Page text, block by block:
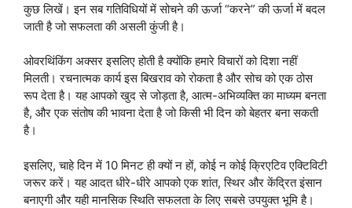
कुछ लिखें। इन सब गतिविधियों में सोचने की ऊर्जा “करने” की ऊर्जा में बदल
जाती है जो सफलता की असली कुंजी है।
ओवरथिंकिंग अक्सर इसलिए होती है क्योंकि हमारे विचारों को दिशा नहीं
मिलती। रचनात्मक कार्य इस बिखराव को रोकता है और सोच को एक ठोस
रूप देता है। यह आपको खुद से जोड़ता है, आत्म-अभिव्यक्ति का माध्यम बनता
है, और एक संतोष की भावना देता है जो किसी भी दिन को बेहतर बना सकती
है।
इसलिए, चाहे दिन में 10 मिनट ही क्यों न हों, कोई न कोई क्रिएटिव एक्टिविटी
जरूर करें। यह आदत धीरे-धीरे आपको एक शांत, स्थिर और केंद्रित इंसान
बनाएगी और यही मानसिक स्थिति सफलता के लिए सबसे उपयुक्त भूमि है।